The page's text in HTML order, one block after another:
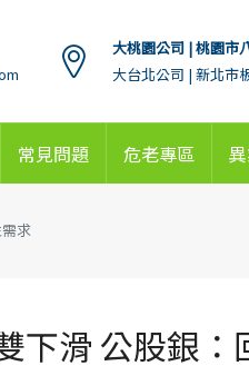
大桃園公司 | 桃園市
大台北公司 | 新北市
常見問題 危老專區
求
下滑 公股銀：